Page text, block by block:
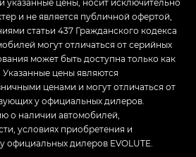
и не является публичной офертой,
статьи 437 Гражданского кодекса
могут отличаться от серийных
может быть доступна только как
цены являются
ценами и могут отличаться от
у официальных дилеров.
о наличии автомобилей,
условиях приобретения и
официальных дилеров EVOLUTE.